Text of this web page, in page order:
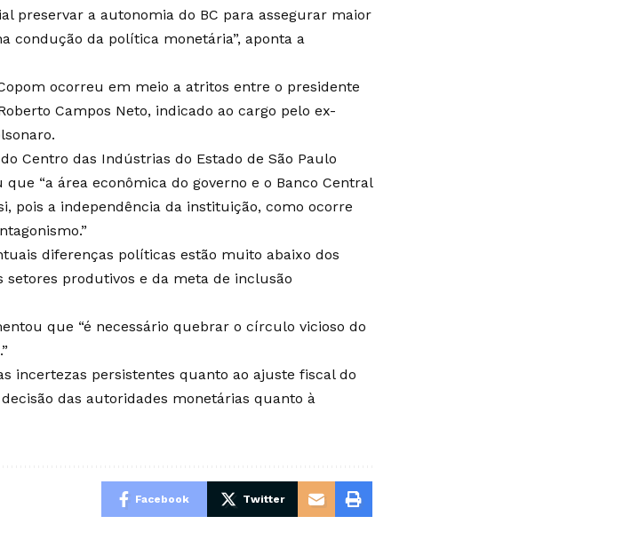
preservar a autonomia do BC para assegurar maior
condução da política monetária”, aponta a
ocorreu em meio a atritos entre o presidente
Campos Neto, indicado ao cargo pelo ex-
Centro das Indústrias do Estado de São Paulo
que “a área econômica do governo e o Banco Central
pois a independência da instituição, como ocorre
diferenças políticas estão muito abaixo dos
setores produtivos e da meta de inclusão
que “é necessário quebrar o círculo vicioso do
incertezas persistentes quanto ao ajuste fiscal do
das autoridades monetárias quanto à
Facebook Twitter